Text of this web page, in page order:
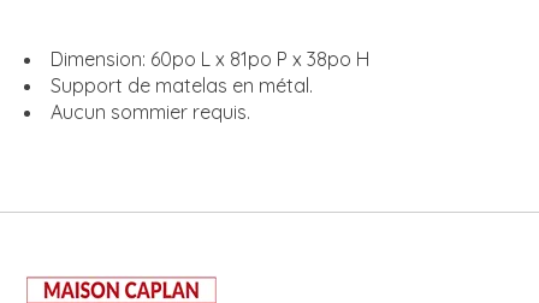
Dimension: 60po L x 81po P x 38po H
Support de matelas en métal.
Aucun sommier requis.